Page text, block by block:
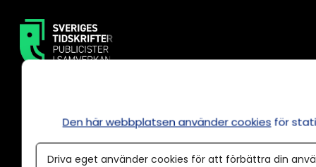
Annonsera
Den här webbplatsen använder cookies för
Driva eget använder cookies för att förbättra din